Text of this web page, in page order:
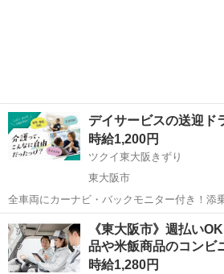
デイサービスの送迎ド
時給1,200円
ツクイ東大阪きずり
東大阪市
全車両にカーナビ・バックモニター付き！添
安心して始められます。 ※デイサービスを
業務 ※専用車両(キャラバン・ハイエース
降時の介護補助(歩行介助・車い...
大阪 東大阪市 ドライバー
《東大阪市》週払い
品や米飯商品のコン
時給1,280円